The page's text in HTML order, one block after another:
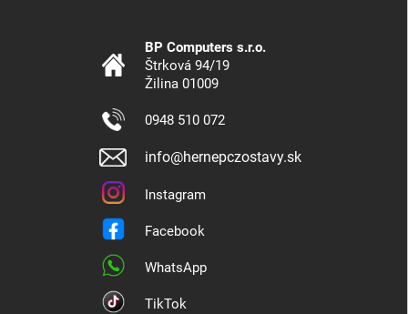
BP Computers s.r.o.
Štrková 94/19
Žilina 01009
0948 510 072
info@hernepczostavy.sk
Instagram
Facebook
WhatsApp
TikTok